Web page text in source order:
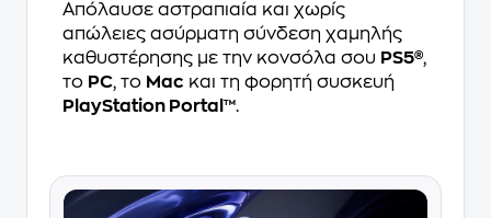
Απόλαυσε αστραπιαία και χωρίς
απώλειες ασύρματη σύνδεση χαμηλής
καθυστέρησης με την κονσόλα σου PS5®,
το PC, το Mac και τη φορητή συσκευή
PlayStation Portal™.